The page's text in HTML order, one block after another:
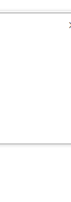
选条件。